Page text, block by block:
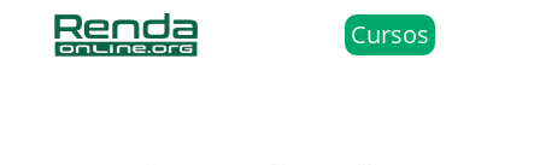
Cursos